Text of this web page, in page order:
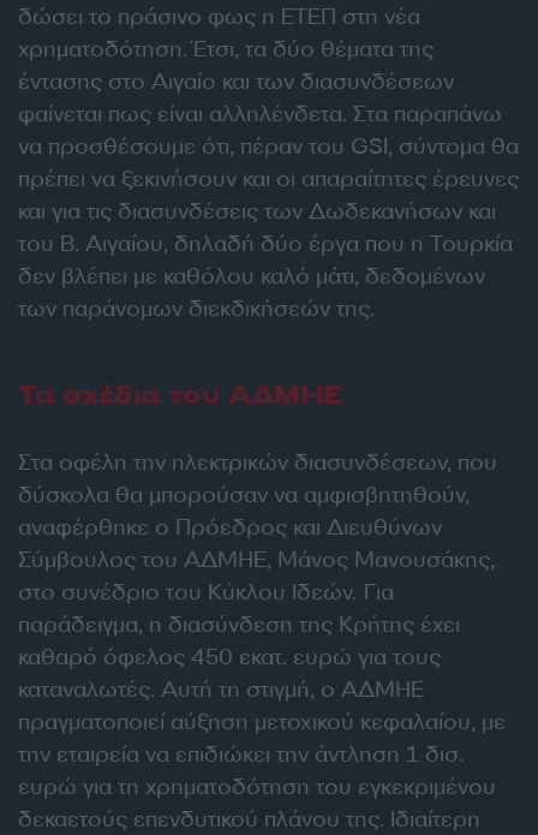
δώσει το πράσινο φως η ΕΤΕΠ στη νέα
χρηματοδότηση. Έτσι, τα δύο θέματα της
έντασης στο Αιγαίο και των διασυνδέσεων
φαίνεται πως είναι αλληλένδετα. Στα παραπάνω
να προσθέσουμε ότι, πέραν του GSI, σύντομα θα
πρέπει να ξεκινήσουν και οι απαραίτητες έρευνες
και για τις διασυνδέσεις των Δωδεκανήσων και
του Β. Αιγαίου, δηλαδή δύο έργα που η Τουρκία
δεν βλέπει με καθόλου καλό μάτι, δεδομένων
των παράνομων διεκδικήσεών της.
Τα σχέδια του ΑΔΜΗΕ
Στα οφέλη την ηλεκτρικών διασυνδέσεων, που
δύσκολα θα μπορούσαν να αμφισβητηθούν,
αναφέρθηκε ο Πρόεδρος και Διευθύνων
Σύμβουλος του ΑΔΜΗΕ, Μάνος Μανουσάκης,
στο συνέδριο του Κύκλου Ιδεών. Για
παράδειγμα, η διασύνδεση της Κρήτης έχει
καθαρό όφελος 450 εκατ. ευρώ για τους
καταναλωτές. Αυτή τη στιγμή, ο ΑΔΜΗΕ
πραγματοποιεί αύξηση μετοχικού κεφαλαίου, με
την εταιρεία να επιδιώκει την άντληση 1 δισ.
ευρώ για τη χρηματοδότηση του εγκεκριμένου
δεκαετούς επενδυτικού πλάνου της. Ιδιαίτερη